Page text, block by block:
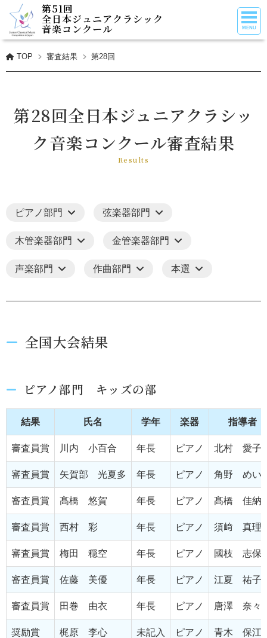
第51回
全日本ジュニアクラシック
音楽コンクール
TOP 審査結果 第28回
第28回全日本ジュニアクラシッ
ク音楽コンクール審査結果
Results
ピアノ部門 弦楽器部門
木管楽器部門 金管楽器部門
声楽部門 作曲部門 本選
全国大会結果
ピアノ部門 キッズの部
結果 氏名 学年 楽器 指導者
審査員賞 川内 小百合 年長 ピアノ 北村 愛子
審査員賞 矢賀部 光夏多 年長 ピアノ 角野 めい
審査員賞 髙橋 悠賀 年長 ピアノ 髙橋 佳納
審査員賞 西村 彩 年長 ピアノ 須﨑 真理
審査員賞 梅田 穏空 年長 ピアノ 國枝 志保
審査員賞 佐藤 美優 年長 ピアノ 江夏 祐子
審査員賞 田巻 由衣 年長 ピアノ 唐澤 奈々
奨励賞 梶原 李心 未記入 ピアノ 青木 保江